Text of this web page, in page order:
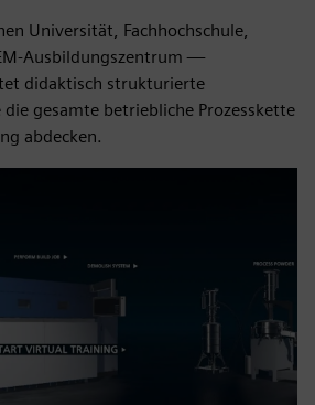
Universität, Fachhochschule,
Ausbildungszentrum —
didaktisch strukturierte
gesamte betriebliche Prozesskette
abdecken.